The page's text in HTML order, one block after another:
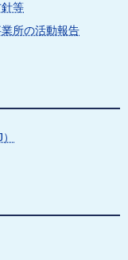
等
所の活動報告